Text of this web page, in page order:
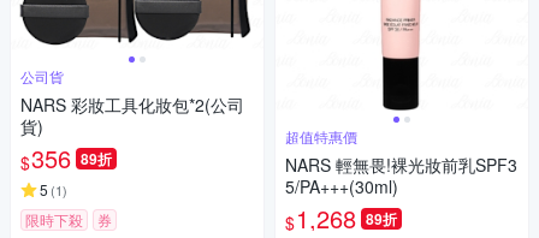
公司貨
NARS 彩妝工具化妝包*2(公司
貨)
$356 89折
5 (1)
限時下殺 券
超值特惠價
NARS 輕無畏!裸光妝前乳SPF3
5/PA+++(30ml)
$1,268 89折